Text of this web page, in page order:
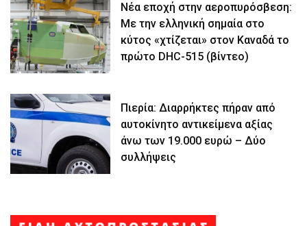
Νέα εποχή στην αεροπυρόσβεση:
Με την ελληνική σημαία στο
κύτος «χτίζεται» στον Καναδά το
πρώτο DHC-515 (βίντεο)
Πιερία: Διαρρήκτες πήραν από
αυτοκίνητο αντικείμενα αξίας
άνω των 19.000 ευρώ – Δύο
συλλήψεις